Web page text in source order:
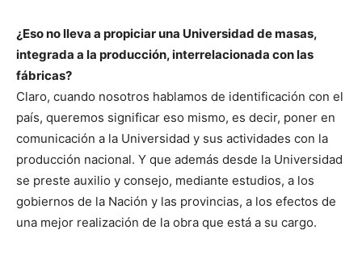
¿Eso no lleva a propiciar una Universidad de masas,
integrada a la producción, interrelacionada con las
fábricas?
Claro, cuando nosotros hablamos de identificación con el
país, queremos significar eso mismo, es decir, poner en
comunicación a la Universidad y sus actividades con la
producción nacional. Y que además desde la Universidad
se preste auxilio y consejo, mediante estudios, a los
gobiernos de la Nación y las provincias, a los efectos de
una mejor realización de la obra que está a su cargo.